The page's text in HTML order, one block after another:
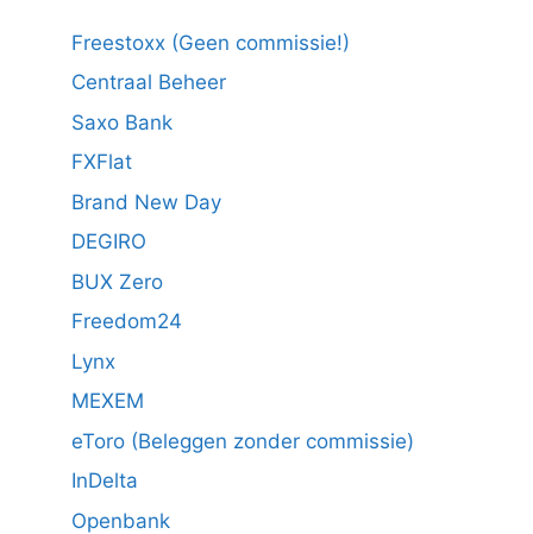
Freestoxx (Geen commissie!)
Centraal Beheer
Saxo Bank
FXFlat
Brand New Day
DEGIRO
BUX Zero
Freedom24
Lynx
MEXEM
eToro (Beleggen zonder commissie)
InDelta
Openbank